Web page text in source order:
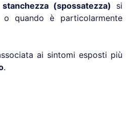
stanchezza (spossatezza) si
quando è particolarmente
ai sintomi esposti più
.